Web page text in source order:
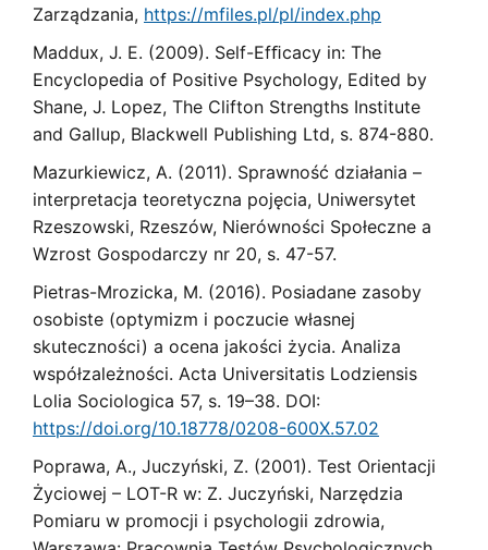
Zarządzania, https://mfiles.pl/pl/index.php
Maddux, J. E. (2009). Self-Efﬁcacy in: The
Encyclopedia of Positive Psychology, Edited by
Shane, J. Lopez, The Clifton Strengths Institute
and Gallup, Blackwell Publishing Ltd, s. 874-880.
Mazurkiewicz, A. (2011). Sprawność działania –
interpretacja teoretyczna pojęcia, Uniwersytet
Rzeszowski, Rzeszów, Nierówności Społeczne a
Wzrost Gospodarczy nr 20, s. 47-57.
Pietras-Mrozicka, M. (2016). Posiadane zasoby
osobiste (optymizm i poczucie własnej
skuteczności) a ocena jakości życia. Analiza
współzależności. Acta Universitatis Lodziensis
Lolia Sociologica 57, s. 19–38. DOI:
https://doi.org/10.18778/0208-600X.57.02
Poprawa, A., Juczyński, Z. (2001). Test Orientacji
Życiowej – LOT-R w: Z. Juczyński, Narzędzia
Pomiaru w promocji i psychologii zdrowia,